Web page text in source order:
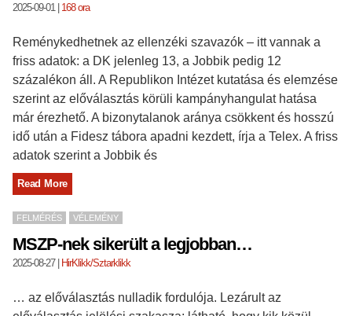
2025-09-01 168 ora
Reménykedhetnek az ellenzéki szavazók – itt vannak a
friss adatok: a DK jelenleg 13, a Jobbik pedig 12
százalékon áll. A Republikon Intézet kutatása és elemzése
szerint az előválasztás körüli kampányhangulat hatása
már érezhető. A bizonytalanok aránya csökkent és hosszú
idő után a Fidesz tábora apadni kezdett, írja a Telex. A friss
adatok szerint a Jobbik és
Read More
FELMÉRÉS VÉLEMÉNY
MSZP-nek sikerült a legjobban…
2025-08-27| HirKlikk/Sztarklikk
… az előválasztás nulladik fordulója. Lezárult az